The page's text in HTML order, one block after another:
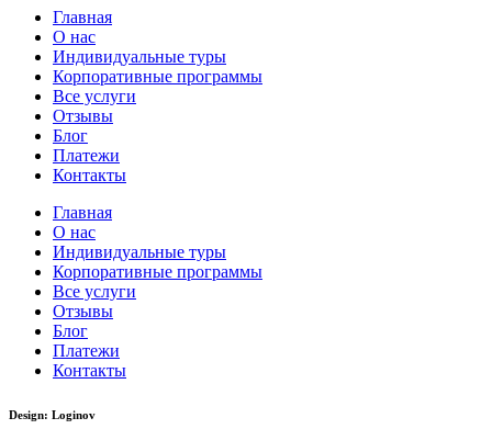
Главная
О нас
Индивидуальные туры
Корпоративные программы
Все услуги
Отзывы
Блог
Платежи
Контакты
Главная
О нас
Индивидуальные туры
Корпоративные программы
Все услуги
Отзывы
Блог
Платежи
Контакты
Design: Loginov